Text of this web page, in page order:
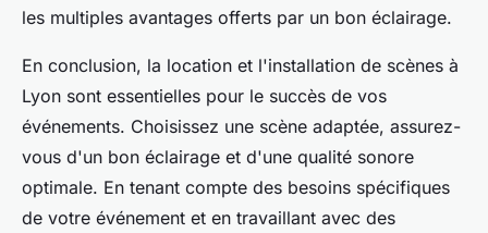
les multiples avantages offerts par un bon éclairage.
En conclusion, la location et l'installation de scènes à
Lyon sont essentielles pour le succès de vos
événements. Choisissez une scène adaptée, assurez-
vous d'un bon éclairage et d'une qualité sonore
optimale. En tenant compte des besoins spécifiques
de votre événement et en travaillant avec des